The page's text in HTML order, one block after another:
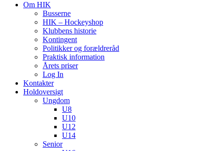
Om HIK
Busserne
HIK – Hockeyshop
Klubbens historie
Kontingent
Politikker og forældreråd
Praktisk information
Årets priser
Log In
Kontakter
Holdoversigt
Ungdom
U8
U10
U12
U14
Senior